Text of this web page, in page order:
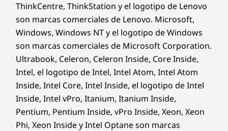
ThinkCentre, ThinkStation y el logotipo de Lenovo
son marcas comerciales de Lenovo. Microsoft,
Windows, Windows NT y el logotipo de Windows
son marcas comerciales de Microsoft Corporation.
Ultrabook, Celeron, Celeron Inside, Core Inside,
Intel, el logotipo de Intel, Intel Atom, Intel Atom
Inside, Intel Core, Intel Inside, el logotipo de Intel
Inside, Intel vPro, Itanium, Itanium Inside,
Pentium, Pentium Inside, vPro Inside, Xeon, Xeon
Phi, Xeon Inside y Intel Optane son marcas